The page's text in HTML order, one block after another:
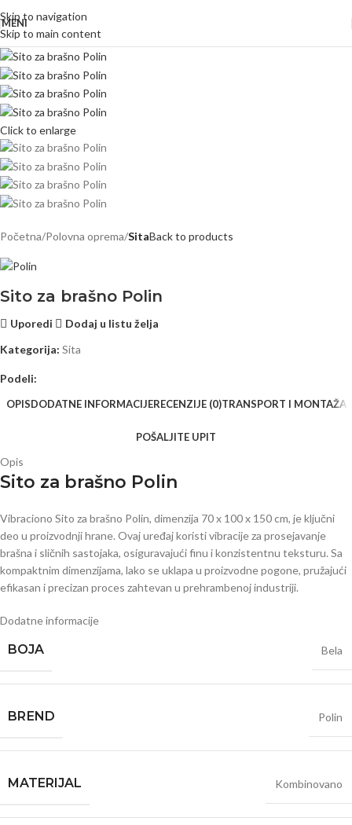
Skip to navigation
Skip to main content
MENI
Click to enlarge
Početna Polovna oprema SitaBack to products
Sito za brašno Polin
Uporedi
Dodaj u listu želja
Kategorija: Sita
Podeli:
OPISDODATNE INFORMACIJERECENZIJE (0)TRANSPORT I MONTAŽA
POŠALJITE UPIT
Opis
Sito za brašno Polin
Vibraciono Sito za brašno Polin, dimenzija 70 x 100 x 150 cm, je ključni
deo u proizvodnji hrane. Ovaj uređaj koristi vibracije za prosejavanje
brašna i sličnih sastojaka, osiguravajući finu i konzistentnu teksturu. Sa
kompaktnim dimenzijama, lako se uklapa u proizvodne pogone, pružajući
efikasan i precizan proces zahtevan u prehrambenoj industriji.
Dodatne informacije
BOJA Bela
BRЕND Polin
MATERIJAL Kombinovano